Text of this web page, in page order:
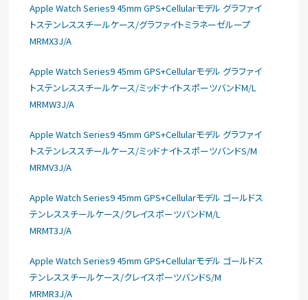
Apple Watch Series9 45mm GPS+Cellularモデル グラファイ
トステンレススチールケース/グラファイトミラネーゼループ
MRMX3J/A
Apple Watch Series9 45mm GPS+Cellularモデル グラファイ
トステンレススチールケース/ミッドナイトスポーツバンドM/L
MRMW3J/A
Apple Watch Series9 45mm GPS+Cellularモデル グラファイ
トステンレススチールケース/ミッドナイトスポーツバンドS/M
MRMV3J/A
Apple Watch Series9 45mm GPS+Cellularモデル ゴールドス
テンレススチールケース/クレイスポーツバンドM/L
MRMT3J/A
Apple Watch Series9 45mm GPS+Cellularモデル ゴールドス
テンレススチールケース/クレイスポーツバンドS/M
MRMR3J/A